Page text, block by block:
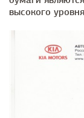
высокого